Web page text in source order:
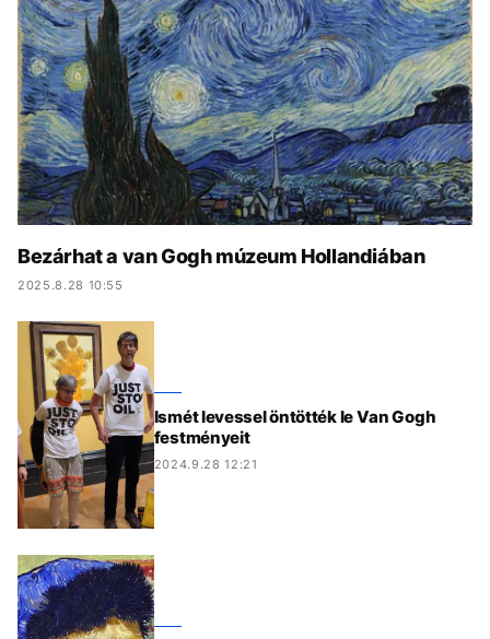
KÖZÉLET UTAZÁS
ÉLETMÓD DESIGN
BESZÉLGETÉSEK ARCOK
VIDEÓ TÖRTÉNETEK
GASZTRO
Bezárhat a van Gogh múzeum Hollandiában
2025.8.28 10:55
Ismét levessel öntötték le Van Gogh
festményeit
2024.9.28 12:21